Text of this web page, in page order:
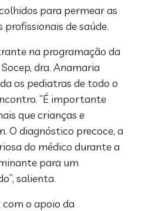
para permear as
de saúde.
na programação da
dra. Anamaria
os pediatras de todo o
“É importante
que crianças e
O diagnóstico precoce, a
do médico durante a
para um
salienta.
o apoio da